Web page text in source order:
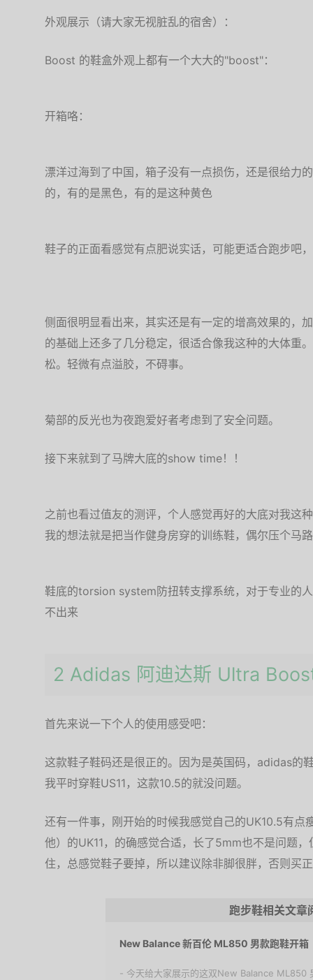
外观展示（请大家无视脏乱的宿舍）：
Boost 的鞋盒外观上都有一个大大的"boost"：
开箱咯：
漂洋过海到了中国，箱子没有一点损伤，还是很给力
的，有的是黑色，有的是这种黄色
鞋子的正面看感觉有点肥说实话，可能更适合跑步吧
侧面很明显看出来，其实还是有一定的增高效果的，
的基础上还多了几分稳定，很适合像我这种的大体重
松。轻微有点溢胶，不碍事。
菊部的反光也为夜跑爱好者考虑到了安全问题。
接下来就到了马牌大底的show time！！
之前也看过值友的测评，个人感觉再好的大底对我这
我的想法就是把当作健身房穿的训练鞋，偶尔压个马
鞋底的torsion system防扭转支撑系统，对于专业的
不出来
2 Adidas 阿迪达斯 Ultra
首先来说一下个人的使用感受吧：
这款鞋子鞋码还是很正的。因为是英国码，adidas的
我平时穿鞋US11，这款10.5的就没问题。
还有一件事，刚开始的时候我感觉自己的UK10.5有点
他）的UK11，的确感觉合适，长了5mm也不是问题
住，总感觉鞋子要掉，所以建议除非脚很胖，否则买
跑步鞋相关文章
New Balance 新百伦 ML850 男款跑鞋开箱
- 今天给大家展示的这双New Balance ML850